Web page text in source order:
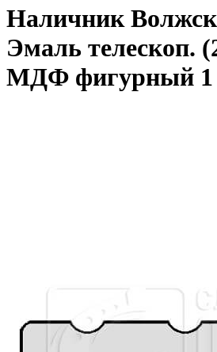
Наличник
Эмаль телескоп.
МДФ фигурный 1